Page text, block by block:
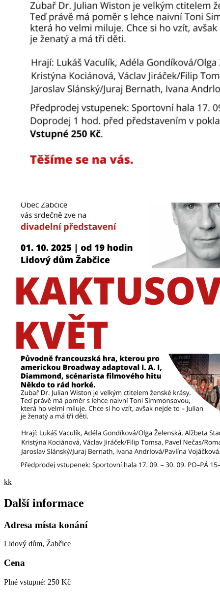
kk
Další informace
Adresa místa konání
Lidový dům, Žabčice
Cena
Plné vstupné: 250 Kč